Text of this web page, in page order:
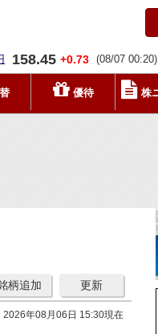
158.45 +0.73 (08/07 00:20)
優待 株
更新
柄追加
2026年08月06日 15:30現在